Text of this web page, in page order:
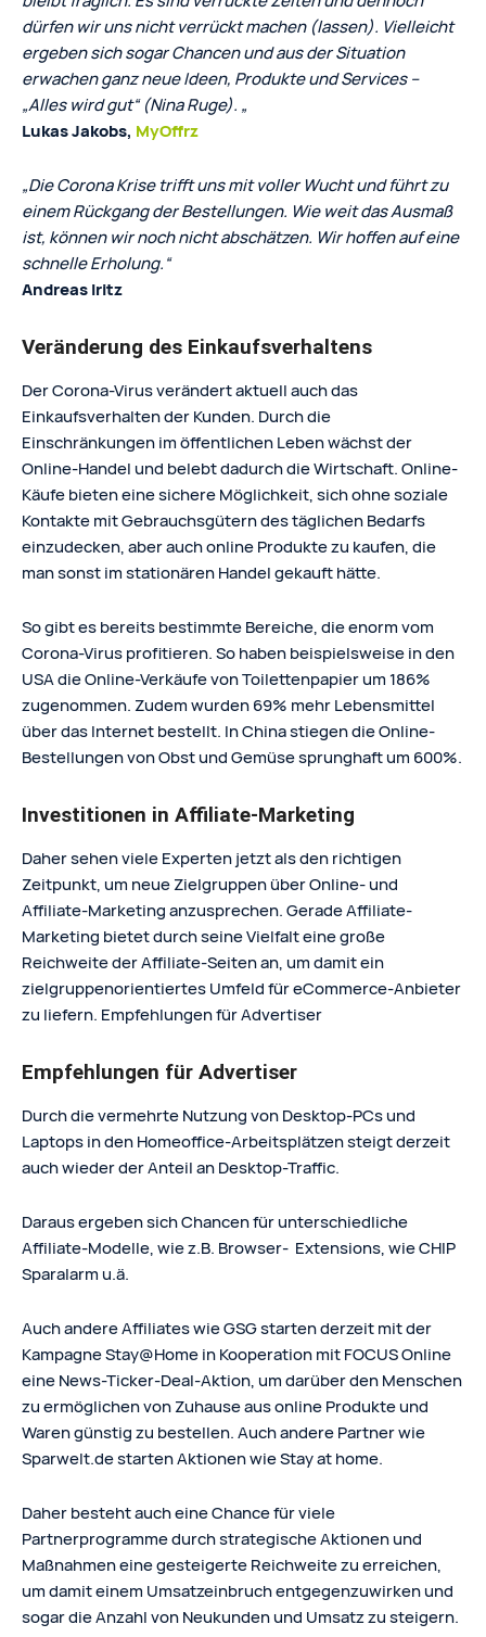
dürfen wir uns nicht verrückt machen (lassen). Vielleicht
ergeben sich sogar Chancen und aus der Situation
erwachen ganz neue Ideen, Produkte und Services –
„Alles wird gut“ (Nina Ruge). „
Lukas Jakobs, MyOffrz
„Die Corona Krise trifft uns mit voller Wucht und führt zu
einem Rückgang der Bestellungen. Wie weit das Ausmaß
ist, können wir noch nicht abschätzen. Wir hoffen auf eine
schnelle Erholung.“
Andreas Iritz
Veränderung des Einkaufsverhaltens
Der Corona-Virus verändert aktuell auch das
Einkaufsverhalten der Kunden. Durch die
Einschränkungen im öffentlichen Leben wächst der
Online-Handel und belebt dadurch die Wirtschaft. Online-
Käufe bieten eine sichere Möglichkeit, sich ohne soziale
Kontakte mit Gebrauchsgütern des täglichen Bedarfs
einzudecken, aber auch online Produkte zu kaufen, die
man sonst im stationären Handel gekauft hätte.
So gibt es bereits bestimmte Bereiche, die enorm vom
Corona-Virus profitieren. So haben beispielsweise in den
USA die Online-Verkäufe von Toilettenpapier um 186%
zugenommen. Zudem wurden 69% mehr Lebensmittel
über das Internet bestellt. In China stiegen die Online-
Bestellungen von Obst und Gemüse sprunghaft um 600%.
Investitionen in Affiliate-Marketing
Daher sehen viele Experten jetzt als den richtigen
Zeitpunkt, um neue Zielgruppen über Online- und
Affiliate-Marketing anzusprechen. Gerade Affiliate-
Marketing bietet durch seine Vielfalt eine große
Reichweite der Affiliate-Seiten an, um damit ein
zielgruppenorientiertes Umfeld für eCommerce-Anbieter
zu liefern. Empfehlungen für Advertiser
Empfehlungen für Advertiser
Durch die vermehrte Nutzung von Desktop-PCs und
Laptops in den Homeoffice-Arbeitsplätzen steigt derzeit
auch wieder der Anteil an Desktop-Traffic.
Daraus ergeben sich Chancen für unterschiedliche
Affiliate-Modelle, wie z.B. Browser- Extensions, wie CHIP
Sparalarm u.ä.
Auch andere Affiliates wie GSG starten derzeit mit der
Kampagne Stay@Home in Kooperation mit FOCUS Online
eine News-Ticker-Deal-Aktion, um darüber den Menschen
zu ermöglichen von Zuhause aus online Produkte und
Waren günstig zu bestellen. Auch andere Partner wie
Sparwelt.de starten Aktionen wie Stay at home.
Daher besteht auch eine Chance für viele
Partnerprogramme durch strategische Aktionen und
Maßnahmen eine gesteigerte Reichweite zu erreichen,
um damit einem Umsatzeinbruch entgegenzuwirken und
sogar die Anzahl von Neukunden und Umsatz zu steigern.